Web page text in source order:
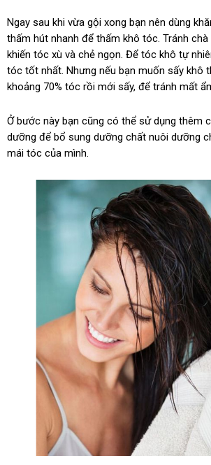
Ngay sau khi vừa gội xong bạn nên dùng
thấm hút nhanh để thấm khô tóc. Tránh
khiến tóc xù và chẻ ngọn. Để tóc khô tự
tóc tốt nhất. Nhưng nếu bạn muốn sấy khô
khoảng 70% tóc rồi mới sấy, để tránh mất
Ở bước này bạn cũng có thể sử dụng thêm
dưỡng để bổ sung dưỡng chất nuôi dưỡng
mái tóc của mình.